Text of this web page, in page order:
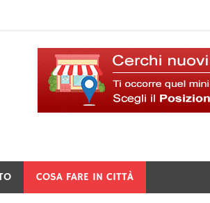
COSA FARE IN CITTÀ